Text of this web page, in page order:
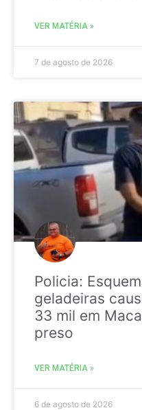
VER MATÉRIA »
7 de agosto de 2026
Policia:
geladeiras
33 mil em
preso
VER MATÉRIA »
6 de agosto de 2026